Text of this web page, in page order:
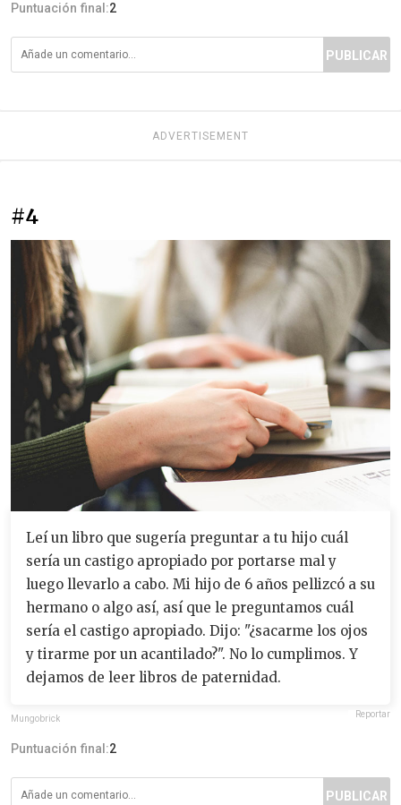
Puntuación final:2
PUBLICAR
ADVERTISEMENT
#4
Leí un libro que sugería preguntar a tu hijo cuál
sería un castigo apropiado por portarse mal y
luego llevarlo a cabo. Mi hijo de 6 años pellizcó a su
hermano o algo así, así que le preguntamos cuál
sería el castigo apropiado. Dijo: "¿sacarme los ojos
y tirarme por un acantilado?". No lo cumplimos. Y
dejamos de leer libros de paternidad.
Mungobrick Reportar
Puntuación final:2
PUBLICAR